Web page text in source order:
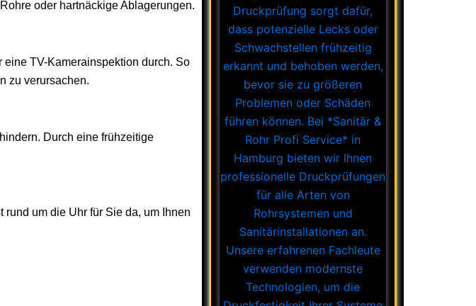
oder hartnäckige Ablagerungen.
TV-Kamerainspektion durch. So
zu verursachen.
Durch eine frühzeitige
um die Uhr für Sie da, um Ihnen